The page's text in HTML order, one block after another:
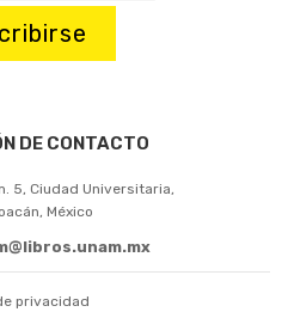
DE CONTACTO
5, Ciudad Universitaria,
México
privacidad